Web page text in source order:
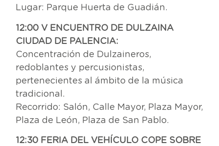
Lugar: Parque Huerta de Guadián.
12:00 V ENCUENTRO DE DULZAINA
CIUDAD DE PALENCIA:
Concentración de Dulzaineros,
redoblantes y percusionistas,
pertenecientes al ámbito de la música
tradicional.
Recorrido: Salón, Calle Mayor, Plaza Mayor,
Plaza de León, Plaza de San Pablo.
12:30 FERIA DEL VEHÍCULO COPE SOBRE